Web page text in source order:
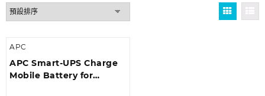
APC
APC Smart-UPS Charge
Mobile Battery for